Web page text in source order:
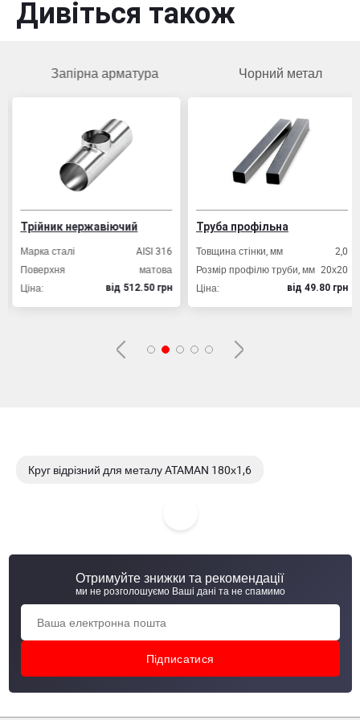
Одеська область, м.Березівка, вул. вул.
Пристанційна, будинок № 17, корпус А
Вибрати склад
Дивіться також
Запірна арматура
Трійник нержавіючий
Марка сталі
AISI 316
Поверхня
матова
Ціна:
вiд 512.50 грн
Чорний метал
Труба профільна
Товщина стінки, мм
2,0
Розмір профілю труби, мм
20х20
Ціна:
вiд 49.80 грн
Круг відрізний для металу ATAMAN 180х1,6
Круг відрізний для металу ATAMAN 230х2,5
Отримуйте знижки та рекомендації
ми не розголошуємо Ваші дані та не спамимо